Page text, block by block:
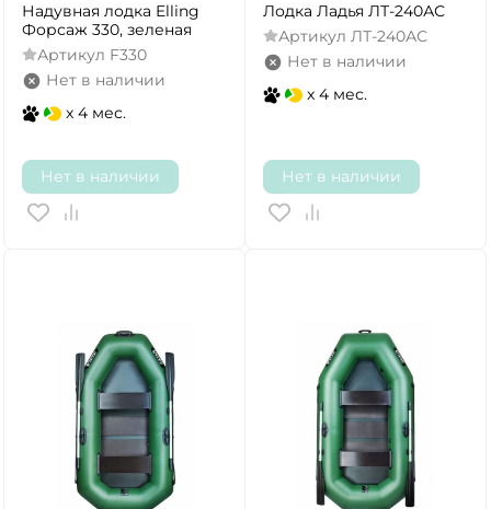
Надувная лодка Elling
Форсаж 330, зеленая
Артикул F330
Нет в наличии
x 4 мес.
Нет в наличии
Лодка Ладья ЛТ-240АС
Артикул ЛТ-240АС
Нет в наличии
x 4 мес.
Нет в наличии